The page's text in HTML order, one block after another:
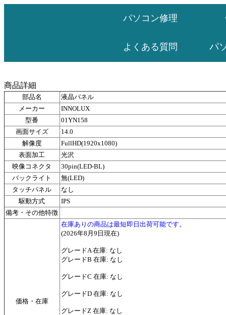
パソコン修理
よくある質問 パ
商品詳細
部品名
液晶パネル
メーカー
INNOLUX
型番
01YN158
画面サイズ
14.0
解像度
FullHD(1920x1080)
表面加工
光沢
映像コネクタ
30pin(LED-BL)
バックライト
無(LED)
タッチパネル
なし
駆動方式
IPS
備考・その他特徴
価格・在庫
在庫ありの商品は最短即日出荷可能です。
(2026年8月9日現在)
グレードA 在庫: なし
グレードB 在庫: なし
グレードC 在庫: なし
グレードD 在庫: なし
グレードZ 在庫: なし